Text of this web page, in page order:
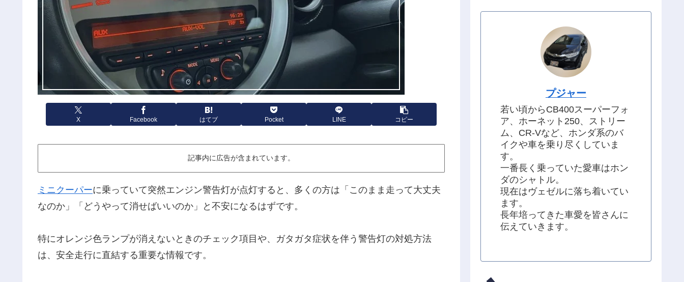
X Facebook はてブ Pocket LINE コピー
記事内に広告が含まれています。
ミニクーパーに乗っていて突然エンジン警告灯が点灯すると、多くの方は「このまま走って大丈夫
なのか」「どうやって消せばいいのか」と不安になるはずです。
特にオレンジ色ランプが消えないときのチェック項目や、ガタガタ症状を伴う警告灯の対処方法
は、安全走行に直結する重要な情報です。
プジャー
若い頃からCB400スーパーフォ
ア、ホーネット250、ストリー
ム、CR-Vなど、ホンダ系のバ
イクや車を乗り尽くしていま
す。
一番長く乗っていた愛車はホン
ダのシャトル。
現在はヴェゼルに落ち着いてい
ます。
長年培ってきた車愛を皆さんに
伝えていきます。